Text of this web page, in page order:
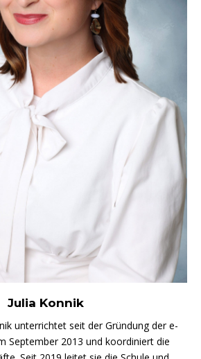
Julia Konnik
unterrichtet seit der Gründung der e-
September 2013 und koordiniert die